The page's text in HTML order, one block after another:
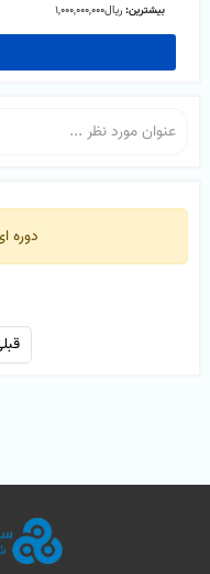
بیشترین: ریال1,000,000,000
دوره